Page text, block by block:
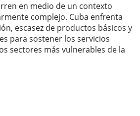
en medio de un contexto
complejo. Cuba enfrenta
escasez de productos básicos y
para sostener los servicios
sectores más vulnerables de la